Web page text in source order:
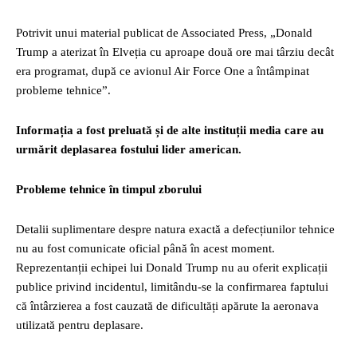
Potrivit unui material publicat de Associated Press, „Donald
Trump a aterizat în Elveția cu aproape două ore mai târziu decât
era programat, după ce avionul Air Force One a întâmpinat
probleme tehnice”.
Informația a fost preluată și de alte instituții media care au
urmărit deplasarea fostului lider american.
Probleme tehnice în timpul zborului
Detalii suplimentare despre natura exactă a defecțiunilor tehnice
nu au fost comunicate oficial până în acest moment.
Reprezentanții echipei lui Donald Trump nu au oferit explicații
publice privind incidentul, limitându-se la confirmarea faptului
că întârzierea a fost cauzată de dificultăți apărute la aeronava
utilizată pentru deplasare.